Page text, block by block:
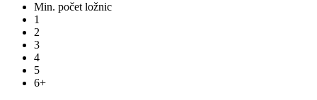
Min. počet ložnic
1
2
3
4
5
6+